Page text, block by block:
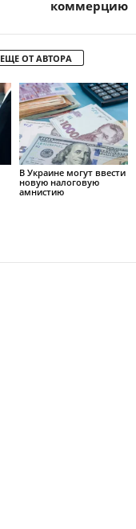
коммерцию
ЕЩЕ ОТ АВТОРА
В Украине могут ввести
новую налоговую
амнистию